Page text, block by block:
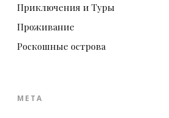
Приключения и Туры
Проживание
Роскошные острова
МЕТА